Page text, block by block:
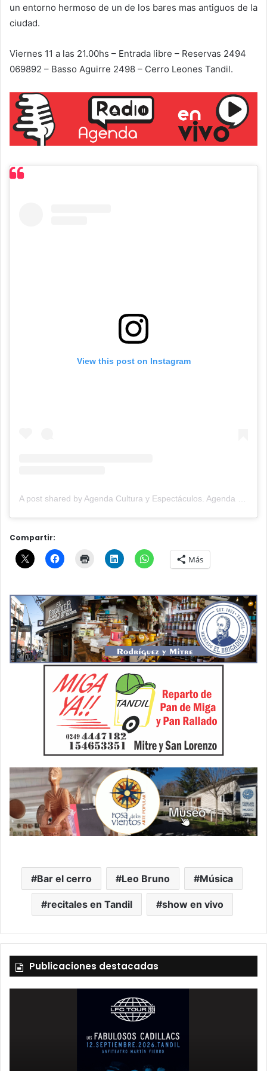
un entorno hermoso de un de los bares mas antiguos de la
ciudad.
Viernes 11 a las 21.00hs – Entrada libre – Reservas 2494
069892 – Basso Aguirre 2498 – Cerro Leones Tandil.
View this post on Instagram
A post shared by Agenda Cultura y Espectáculos. Agenda Cultural Tandil. (@agendacye)
Compartir:
Más
Bar el cerro Leo Bruno Música
recitales en Tandil show en vivo
Publicaciones destacadas